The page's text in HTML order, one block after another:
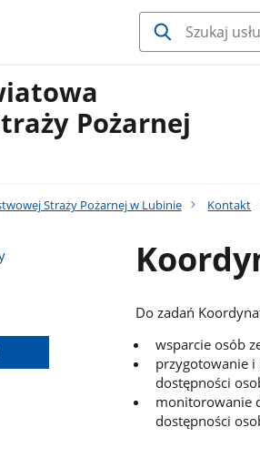
Pożarnej
Straży Pożarnej w Lubinie Kontakt
Do zadań
wsparcie osób
przygotowanie i
dostępności
monitorowanie
dostępności